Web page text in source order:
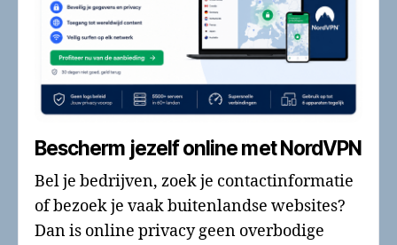
Bescherm jezelf online met NordVPN
Bel je bedrijven, zoek je contactinformatie
of bezoek je vaak buitenlandse websites?
Dan is online privacy geen overbodige